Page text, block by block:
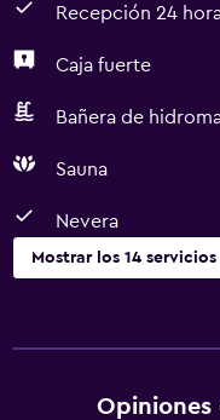
Recepción 24
Caja fuerte
Bañera de
Sauna
Nevera
Mostrar los 14 servicios
Check-out exprés
Opiniones